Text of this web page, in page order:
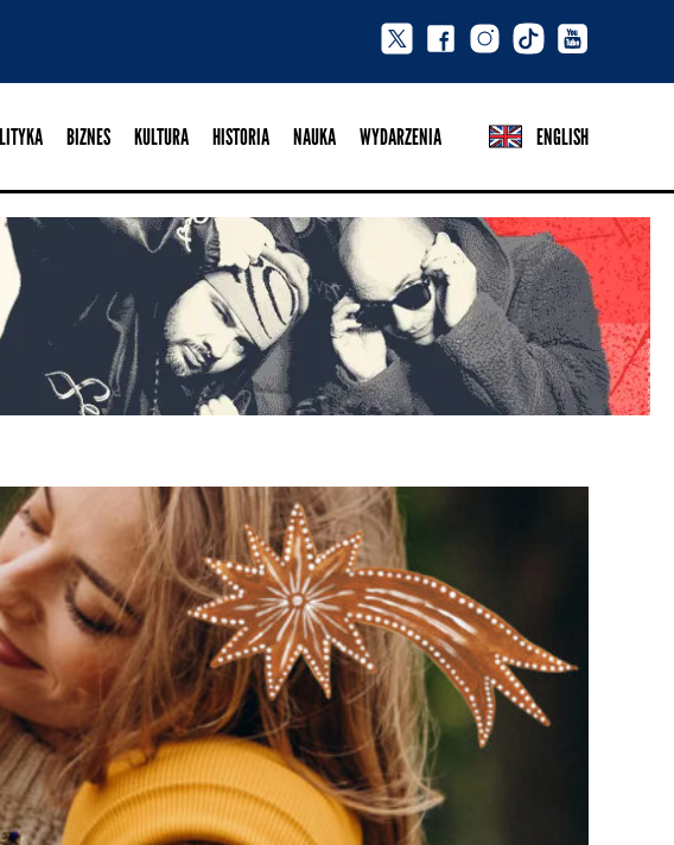
BIZNES KULTURA HISTORIA NAUKA WYDARZENIA ENGLISH